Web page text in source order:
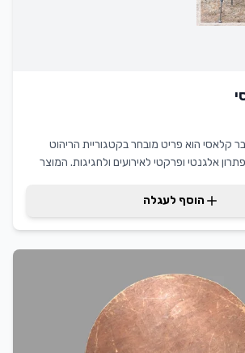
מוצר: שולחן בר קלאסי הוא פריט מובחר בקטגוריית הריהוט
אלגנטי ופרקטי לאירועים ולחגיגות. המוצר
ממנו הוא מיוצר, שולחן בר קלאסי מקצועי מספק
אלגנטי ומקצועי, ומציע ללקוחות פתרון
האירועי.
הוסף לעגלה